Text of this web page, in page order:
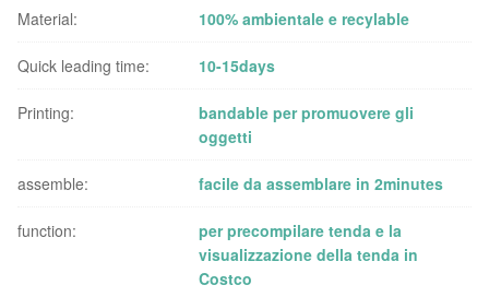
Material: 100% ambientale e recylable
Quick leading time: 10-15days
Printing:
bandable per promuovere gli
oggetti
assemble: facile da assemblare in 2minutes
function:
per precompilare tenda e la
visualizzazione della tenda in
Costco